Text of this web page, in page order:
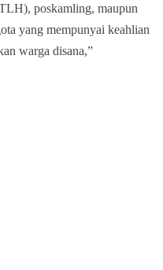
poskamling, maupun
yang mempunyai keahlian
warga disana,”